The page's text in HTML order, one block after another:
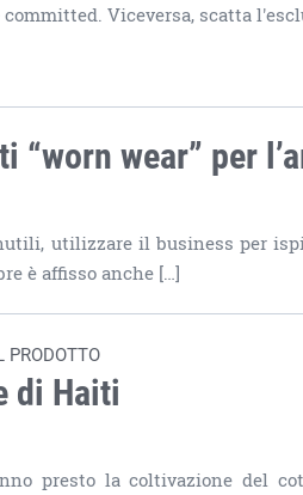
Viceversa, scatta
wear” per
utilizzare il business per
è affisso anche […]
PRODOTTO
di Haiti
presto la coltivazione del